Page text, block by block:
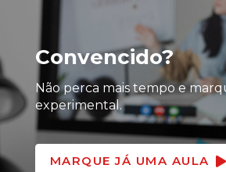
Convencido?
Não perca mais tempo e
experimental.
MARQUE JÁ UMA AULA